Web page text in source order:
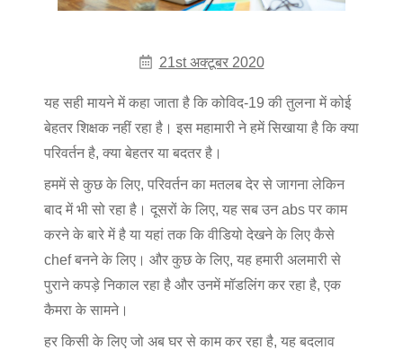
21st अक्टूबर 2020
यह सही मायने में कहा जाता है कि कोविद-19 की तुलना में कोई
बेहतर शिक्षक नहीं रहा है। इस महामारी ने हमें सिखाया है कि क्या
परिवर्तन है, क्या बेहतर या बदतर है।
हममें से कुछ के लिए, परिवर्तन का मतलब देर से जागना लेकिन
बाद में भी सो रहा है। दूसरों के लिए, यह सब उन abs पर काम
करने के बारे में है या यहां तक कि वीडियो देखने के लिए कैसे
chef बनने के लिए। और कुछ के लिए, यह हमारी अलमारी से
पुराने कपड़े निकाल रहा है और उनमें मॉडलिंग कर रहा है, एक
कैमरा के सामने।
हर किसी के लिए जो अब घर से काम कर रहा है, यह बदलाव